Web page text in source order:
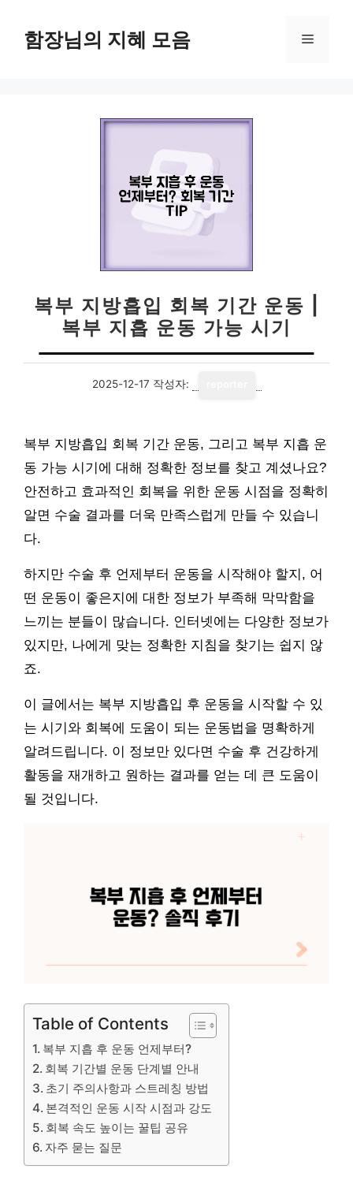
함장님의 지혜 모음 메
복부 지방흡입 회복 기간 운동 |
복부 지흡 운동 가능 시기
2025-12-17 작성자:
복부 지방흡입 회복 기간 운동, 그리고 복부 지흡 운
동 가능 시기에 대해 정확한 정보를 찾고 계셨나요?
안전하고 효과적인 회복을 위한 운동 시점을 정확히
알면 수술 결과를 더욱 만족스럽게 만들 수 있습니
다.
하지만 수술 후 언제부터 운동을 시작해야 할지, 어
떤 운동이 좋은지에 대한 정보가 부족해 막막함을
느끼는 분들이 많습니다. 인터넷에는 다양한 정보가
있지만, 나에게 맞는 정확한 지침을 찾기는 쉽지 않
죠.
이 글에서는 복부 지방흡입 후 운동을 시작할 수 있
는 시기와 회복에 도움이 되는 운동법을 명확하게
알려드립니다. 이 정보만 있다면 수술 후 건강하게
활동을 재개하고 원하는 결과를 얻는 데 큰 도움이
될 것입니다.
Table of Contents
복부 지흡 후 운동 언제부터?
회복 기간별 운동 단계별 안내
초기 주의사항과 스트레칭 방법
본격적인 운동 시작 시점과 강도
회복 속도 높이는 꿀팁 공유
자주 묻는 질문